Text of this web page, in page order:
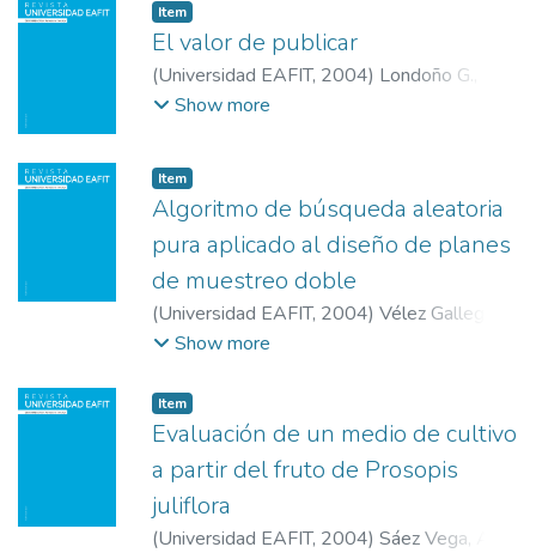
Item
El valor de publicar
(Universidad EAFIT, 2004) Londoño G.,
Félix;Universidad EAFIT
Show more
Item
Algoritmo de búsqueda aleatoria
pura aplicado al diseño de planes
de muestreo doble
(Universidad EAFIT, 2004) Vélez Gallego,
Mario César;Universidad EAFIT
Show more
Item
Evaluación de un medio de cultivo
a partir del fruto de Prosopis
juliflora
(Universidad EAFIT, 2004) Sáez Vega, Alex